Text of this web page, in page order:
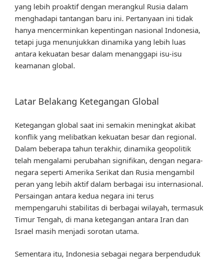
yang lebih proaktif dengan merangkul Rusia dalam
menghadapi tantangan baru ini. Pertanyaan ini tidak
hanya mencerminkan kepentingan nasional Indonesia,
tetapi juga menunjukkan dinamika yang lebih luas
antara kekuatan besar dalam menanggapi isu-isu
keamanan global.
Latar Belakang Ketegangan Global
Ketegangan global saat ini semakin meningkat akibat
konflik yang melibatkan kekuatan besar dan regional.
Dalam beberapa tahun terakhir, dinamika geopolitik
telah mengalami perubahan signifikan, dengan negara-
negara seperti Amerika Serikat dan Rusia mengambil
peran yang lebih aktif dalam berbagai isu internasional.
Persaingan antara kedua negara ini terus
mempengaruhi stabilitas di berbagai wilayah, termasuk
Timur Tengah, di mana ketegangan antara Iran dan
Israel masih menjadi sorotan utama.
Sementara itu, Indonesia sebagai negara berpenduduk